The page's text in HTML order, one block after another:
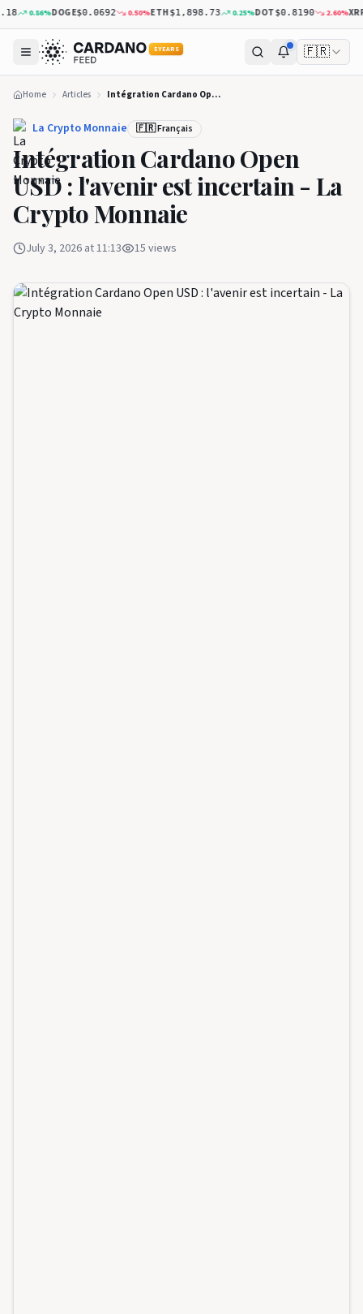
0.86%DOGE$0.0692 0.50%ETH$1,898.73 0.25%DOT$0.8190 2.60%XRP
5 YEARS 🇫🇷
Home Articles Intégration Cardano Open USD : l'avenir est incertain - La Crypto Monnaie
La Crypto Monnaie 🇫🇷 Français
Intégration Cardano Open
USD : l'avenir est incertain - La
Crypto Monnaie
July 3, 2026 at 11:13 15 views